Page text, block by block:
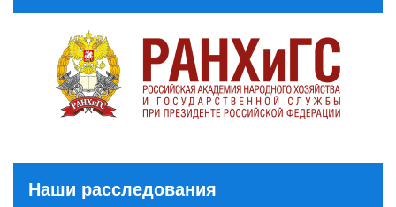
Наши расследования